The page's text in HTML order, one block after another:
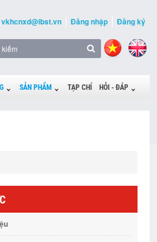
vkhcnxd@ibst.vn Đăng nhập Đăng ký
SẢN PHẨM TẠP CHÍ HỎI - ĐÁP